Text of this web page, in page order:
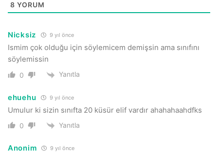
8 YORUM
Nicksiz 9 yıl önce
Ismim çok olduğu için söylemicem demişsin ama sınıfını
söylemissin
0 Yanıtla
ehuehu 9 yıl önce
Umulur ki sizin sınıfta 20 küsür elif vardır ahahahaahdfks
0 Yanıtla
Anonim 9 yıl önce